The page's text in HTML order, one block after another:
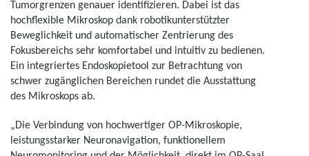
Tumorgrenzen genauer identifizieren. Dabei ist das
hochflexible Mikroskop dank robotikunterstützter
Beweglichkeit und automatischer Zentrierung des
Fokusbereichs sehr komfortabel und intuitiv zu bedienen.
Ein integriertes Endoskopietool zur Betrachtung von
schwer zugänglichen Bereichen rundet die Ausstattung
des Mikroskops ab.
„Die Verbindung von hochwertiger OP-Mikroskopie,
leistungsstarker Neuronavigation, funktionellem